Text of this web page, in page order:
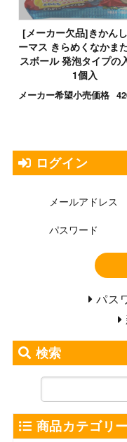
[メーカー欠品]きかん
ーマス きらめくなかま
スボール 発泡タイプの
1個入
メーカー希望小売価格
ログイン
メールアドレス
パスワード
パス
検索
商品カテゴリー